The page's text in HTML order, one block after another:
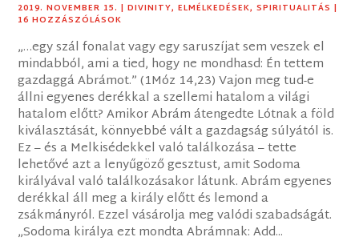
2019. NOVEMBER 15. |DIVINITY,ELMÉLKEDÉSEK,SPIRITUALITÁS |
16 HOZZÁSZÓLÁSOK
„…egy szál fonalat vagy egy saruszíjat sem veszek el
mindabból, ami a tied, hogy ne mondhasd: Én tettem
gazdaggá Abrámot.” (1Móz 14,23) Vajon meg tud-e
állni egyenes derékkal a szellemi hatalom a világi
hatalom előtt? Amikor Abrám átengedte Lótnak a föld
kiválasztását, könnyebbé vált a gazdagság súlyától is.
Ez – és a Melkisédekkel való találkozása – tette
lehetővé azt a lenyűgöző gesztust, amit Sodoma
királyával való találkozásakor látunk. Abrám egyenes
derékkal áll meg a király előtt és lemond a
zsákmányról. Ezzel vásárolja meg valódi szabadságát.
„Sodoma királya ezt mondta Abrámnak: Add...